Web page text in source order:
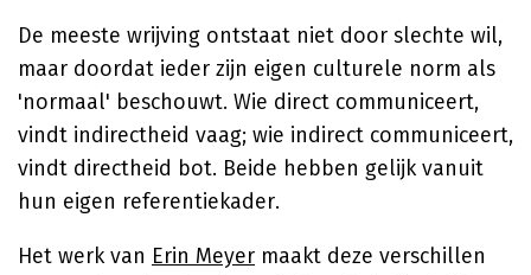
De meeste wrijving ontstaat niet door slechte wil,
maar doordat ieder zijn eigen culturele norm als
'normaal' beschouwt. Wie direct communiceert,
vindt indirectheid vaag; wie indirect communiceert,
vindt directheid bot. Beide hebben gelijk vanuit
hun eigen referentiekader.
Het werk van Erin Meyer maakt deze verschillen